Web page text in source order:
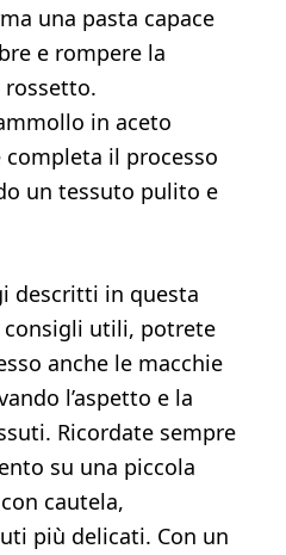
una pasta capace
e rompere la
in aceto
il processo
un tessuto pulito e
descritti in questa
utili, potrete
anche le macchie
l’aspetto e la
Ricordate sempre
su una piccola
cautela,
più delicati. Con un